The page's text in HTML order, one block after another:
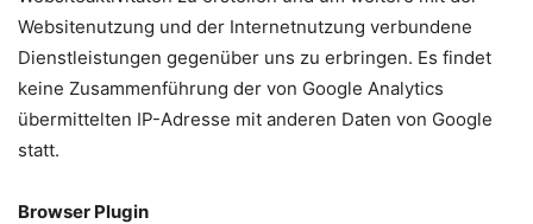
Websitenutzung und der Internetnutzung verbundene
Dienstleistungen gegenüber uns zu erbringen. Es findet
keine Zusammenführung der von Google Analytics
übermittelten IP-Adresse mit anderen Daten von Google
statt.
Browser Plugin